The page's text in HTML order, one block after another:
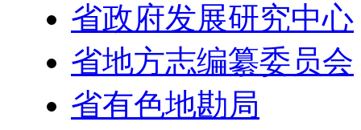
省政府发展研究中心
省地方志编纂委员会
省有色地勘局